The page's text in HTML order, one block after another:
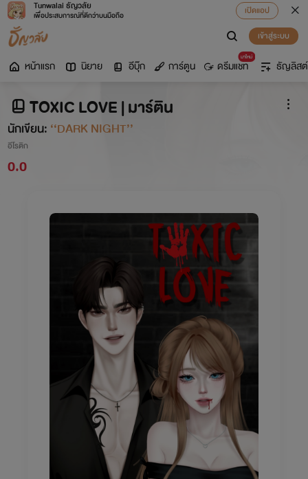
Tunwalai ธัญวลัย
เพื่อประสบการณ์ที่ดีกว่าบนมือถือ
เปิดแอป
เข้าสู่ระบบ
หน้าแรก นิยาย อีบุ๊ก การ์ตูน
มาใหม่
ดรีมแชท ธัญลิสต์
TOXIC LOVE | มาร์ติน
นักเขียน: ‘‘DARK NIGHT’’
อีโรติก
0.0